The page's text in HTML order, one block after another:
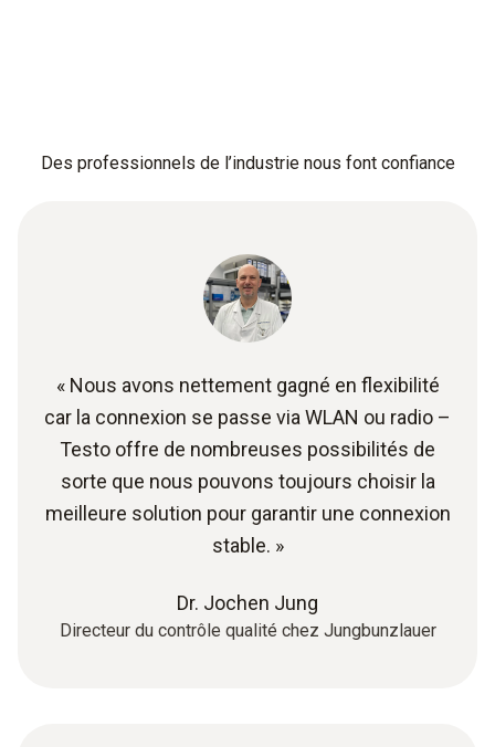
Des professionnels de l’industrie nous font confiance
« Nous avons nettement gagné en flexibilité
car la connexion se passe via WLAN ou radio –
Testo offre de nombreuses possibilités de
sorte que nous pouvons toujours choisir la
meilleure solution pour garantir une connexion
stable. »
Dr. Jochen Jung
Directeur du contrôle qualité chez Jungbunzlauer